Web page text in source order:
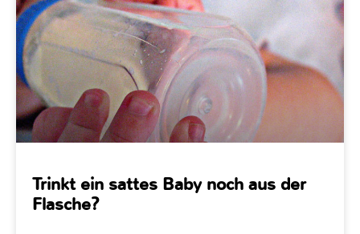
Trinkt ein sattes Baby noch aus der
Flasche?